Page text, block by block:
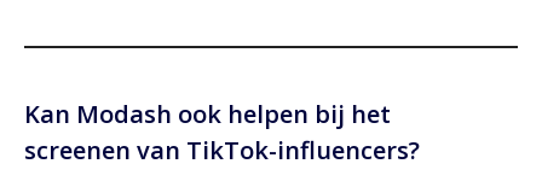
Kan Modash ook helpen bij het
screenen van TikTok-influencers?